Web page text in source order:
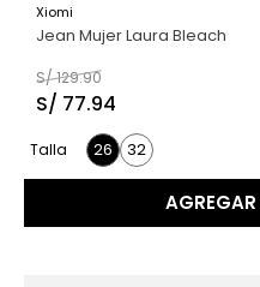
40 %
Xiomi
Jean Mujer Laura Bleach
S/129.90
S/ 77.94
Talla 26 32